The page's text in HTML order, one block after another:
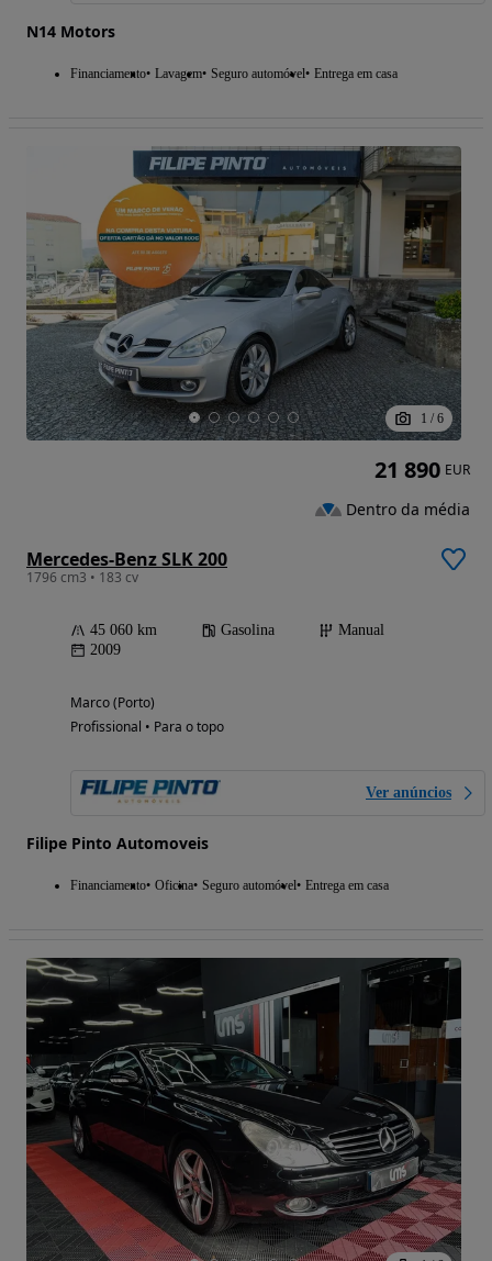
N14 Motors
Financiamento Lavagem Seguro automóvel Entrega em casa
1 / 6
Mercedes-Benz SLK 200
1796 cm3 • 183 cv
45 060 km Gasolina
Manual
2009
Marco (Porto)
Profissional • Para o topo
Ver anúncios
Filipe Pinto Automoveis
Financiamento Oficina Seguro automóvel Entrega em casa
21 890 EUR
Dentro da média